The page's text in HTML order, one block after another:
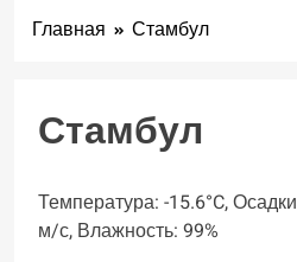
Главная Стамбул
Стамбул
Температура: -15.6°C,
м/с, Влажность: 99%